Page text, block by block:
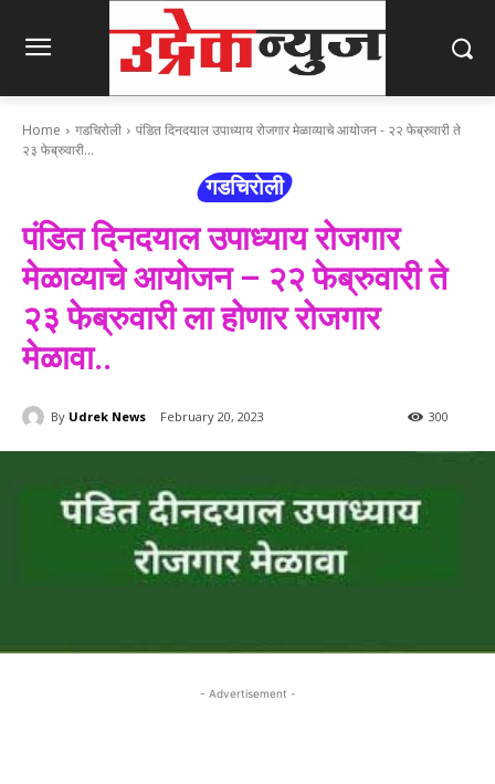
Home गडचिरोली
पंडित दिनदयाल उपाध्याय रोजगार मेळाव्याचे आयोजन - २२ फेब्रुवारी ते
२३ फेब्रुवारी...
गडचिरोली
पंडित दिनदयाल उपाध्याय रोजगार
मेळाव्याचे आयोजन – २२ फेब्रुवारी ते
२३ फेब्रुवारी ला होणार रोजगार
मेळावा..
By Udrek News February 20, 2023 300
- Advertisement -